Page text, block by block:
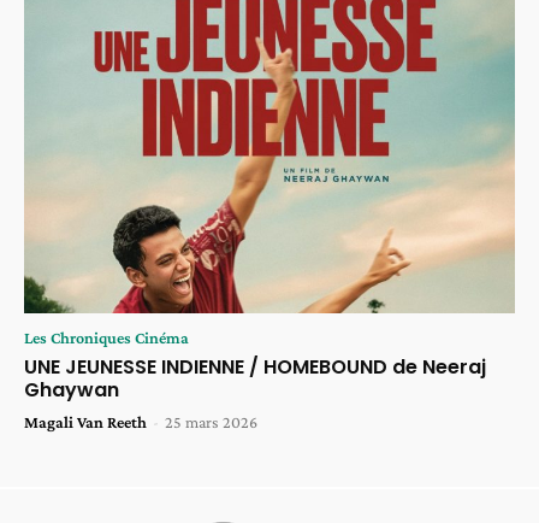
Les Chroniques Cinéma
UNE JEUNESSE INDIENNE / HOMEBOUND de Neeraj
Ghaywan
Magali Van Reeth - 25 mars 2026